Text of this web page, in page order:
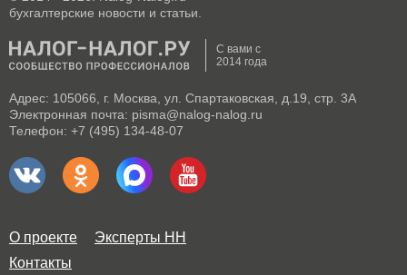
бухгалтерские новости и статьи.
С вами с
2014 года
Адрес: 105066, г. Москва, ул. Спартаковская, д.19, стр. 3А
Электронная почта: pisma@nalog-nalog.ru
Телефон: +7 (495) 134-48-07
О проекте
Эксперты НН
Контакты